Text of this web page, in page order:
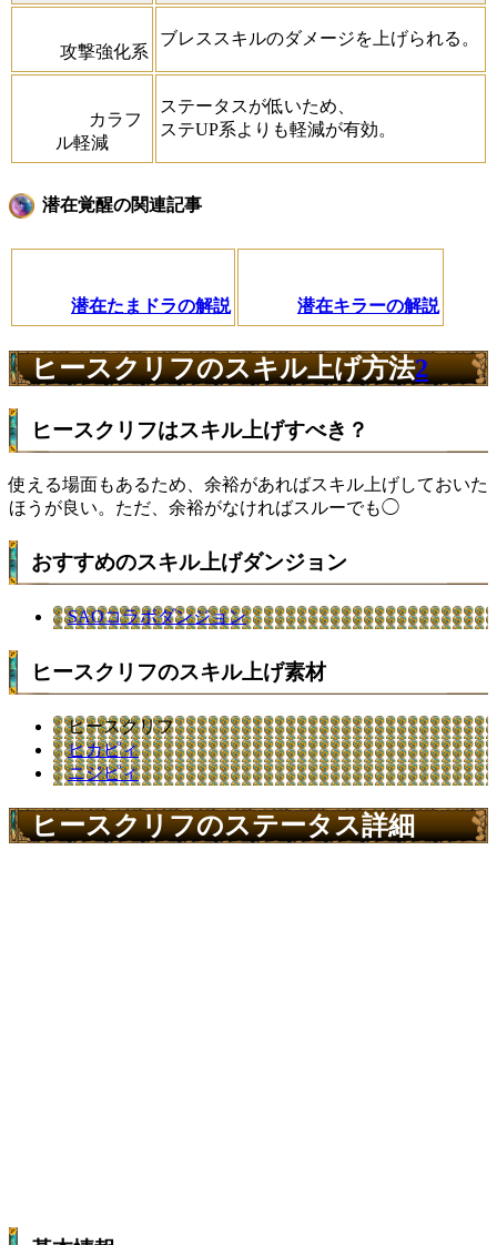
攻撃強化系
ブレススキルのダメージを上げられる。
カラフ
ル軽減
ステータスが低いため、
ステUP系よりも軽減が有効。
潜在覚醒の関連記事
潜在たまドラの解説 潜在キラーの解説
ヒースクリフのスキル上げ方法2
ヒースクリフはスキル上げすべき？
使える場面もあるため、余裕があればスキル上げしておいた
ほうが良い。ただ、余裕がなければスルーでも◯
おすすめのスキル上げダンジョン
SAOコラボダンジョン
ヒースクリフのスキル上げ素材
ヒースクリフ
ヒカピィ
ニジピィ
ヒースクリフのステータス詳細